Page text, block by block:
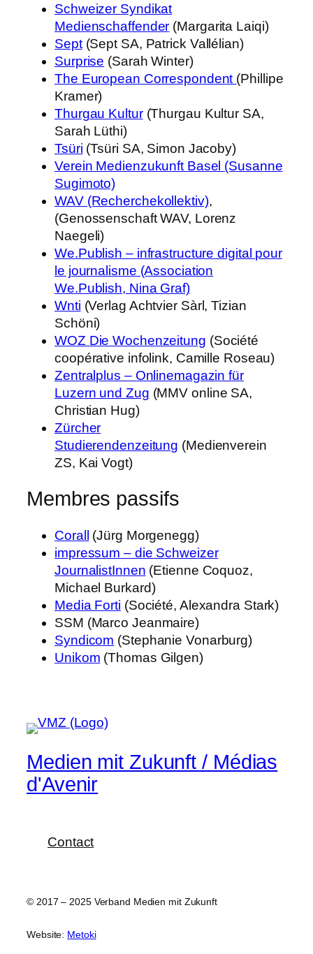
Schweizer Syndikat
Medienschaffender (Margarita Laiqi)
Sept(Sept SA, Patrick Vallélian)
Surprise (Sarah Winter)
The European Correspondent (Phillipe
Kramer)
Thurgau Kultur(Thurgau Kultur SA,
Sarah Lüthi)
Tsüri (Tsüri SA, Simon Jacoby)
Verein Medienzukunft Basel (Susanne
Sugimoto)
WAV (Recherchekollektiv),
(Genossenschaft WAV, Lorenz
Naegeli)
We.Publish – infrastructure digital pour
le journalisme (Association
We.Publish, Nina Graf)
Wnti (Verlag Achtvier Sàrl, Tizian
Schöni)
WOZ Die Wochenzeitung (Société
coopérative infolink, Camille Roseau)
Zentralplus – Onlinemagazin für
Luzern und Zug (MMV online SA,
Christian Hug)
Zürcher
Studierendenzeitung (Medienverein
ZS, Kai Vogt)
Membres passifs
Corall
(Jürg Morgenegg)
impressum – die Schweizer
JournalistInnen (Etienne Coquoz,
Michael Burkard)
Media Forti (Société, Alexandra Stark)
SSM (Marco Jeanmaire)
Syndicom (Stephanie Vonarburg)
Unikom (Thomas Gilgen)
Medien mit Zukunft / Médias
d'Avenir
Contact
© 2017 – 2025 Verband Medien mit Zukunft
Website: Metoki